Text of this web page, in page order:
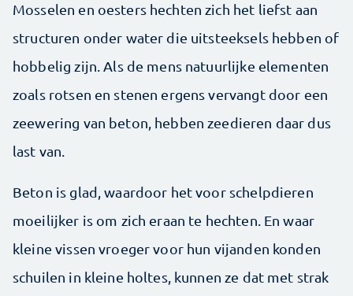
Mosselen en oesters hechten zich het liefst aan
structuren onder water die uitsteeksels hebben of
hobbelig zijn. Als de mens natuurlijke elementen
zoals rotsen en stenen ergens vervangt door een
zeewering van beton, hebben zeedieren daar dus
last van.
Beton is glad, waardoor het voor schelpdieren
moeilijker is om zich eraan te hechten. En waar
kleine vissen vroeger voor hun vijanden konden
schuilen in kleine holtes, kunnen ze dat met strak